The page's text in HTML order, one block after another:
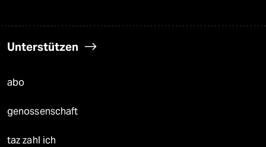
Unterstützen
abo
genossenschaft
taz zahl ich